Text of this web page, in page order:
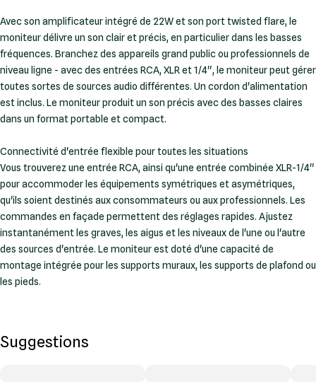
Avec son amplificateur intégré de 22W et son port twisted flare, le
moniteur délivre un son clair et précis, en particulier dans les basses
fréquences. Branchez des appareils grand public ou professionnels de
niveau ligne - avec des entrées RCA, XLR et 1/4", le moniteur peut gérer
toutes sortes de sources audio différentes. Un cordon d'alimentation
est inclus. Le moniteur produit un son précis avec des basses claires
dans un format portable et compact.
Connectivité d'entrée flexible pour toutes les situations
Vous trouverez une entrée RCA, ainsi qu'une entrée combinée XLR-1/4"
pour accommoder les équipements symétriques et asymétriques,
qu'ils soient destinés aux consommateurs ou aux professionnels. Les
commandes en façade permettent des réglages rapides. Ajustez
instantanément les graves, les aigus et les niveaux de l'une ou l'autre
des sources d'entrée. Le moniteur est doté d'une capacité de
montage intégrée pour les supports muraux, les supports de plafond ou
les pieds.
Suggestions